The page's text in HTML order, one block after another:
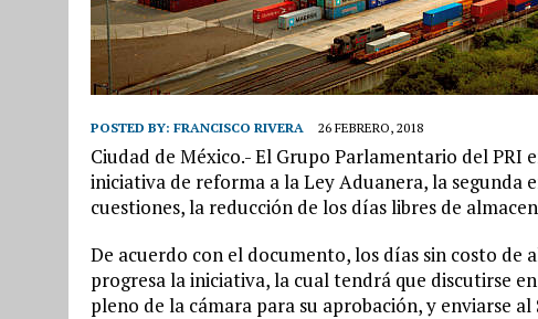
POSTED BY: FRANCISCO RIVERA 26 FEBRERO, 2018
Ciudad de México.- El Grupo Parlamentario del PRI
iniciativa de reforma a la Ley Aduanera, la segunda
cuestiones, la reducción de los días libres de
De acuerdo con el documento, los días sin costo de
progresa la iniciativa, la cual tendrá que discutirse
pleno de la cámara para su aprobación, y enviarse